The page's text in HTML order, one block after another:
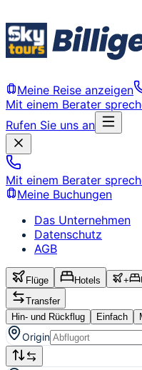
Meine Reise anzeigen
Mit einem Berater
Rufen Sie uns an
Mit einem Berater
Meine Buchungen
Das Unternehmen
Datenschutz
AGB
Flüge Hotels +
Transfer
Hin- und Rückflug
Einfach
Origin